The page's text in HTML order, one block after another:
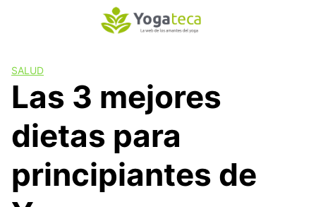
SALUD
Las 3 mejores
dietas para
principiantes de